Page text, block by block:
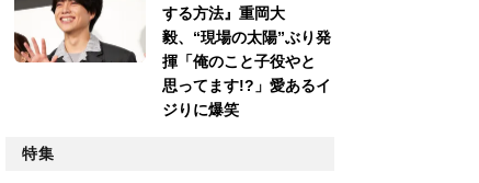
する方法』重岡大
毅、“現場の太陽”ぶり発
揮「俺のこと子役やと
思ってます!?」愛あるイ
ジりに爆笑
特集